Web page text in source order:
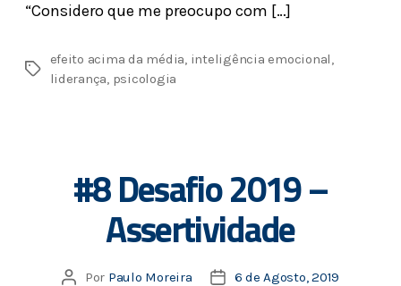
“Considero que me preocupo com […]
efeito acima da média, inteligência emocional,
liderança, psicologia
#8 Desafio 2019 –
Assertividade
Por Paulo Moreira 6 de Agosto, 2019